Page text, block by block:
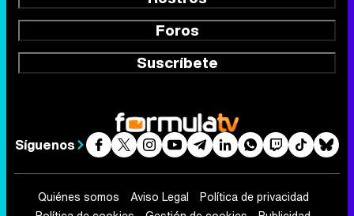
Foros
Suscríbete
Síguenos
Quiénes somos Aviso Legal
Política de privacidad